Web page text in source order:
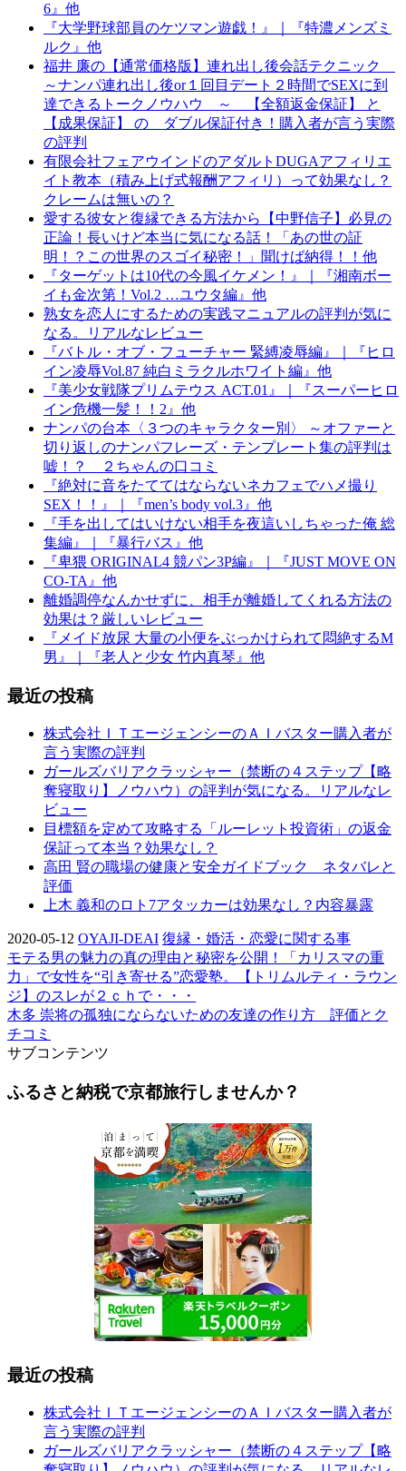
6』他
『大学野球部員のケツマン遊戯！』｜『特濃メンズミ
ルク』他
福井 廉の【通常価格版】連れ出し後会話テクニック
～ナンパ連れ出し後or１回目デート２時間でSEXに到
達できるトークノウハウ ～ 【全額返金保証】 と
【成果保証】 の ダブル保証付き！購入者が言う実際
の評判
有限会社フェアウインドのアダルトDUGAアフィリエ
イト教本（積み上げ式報酬アフィリ）って効果なし？
クレームは無いの？
愛する彼女と復縁できる方法から【中野信子】必見の
正論！長いけど本当に気になる話！「あの世の証
明！？この世界のスゴイ秘密！」聞けば納得！！他
『ターゲットは10代の今風イケメン！』｜『湘南ボー
イも金次第！Vol.2 …ユウタ編』他
熟女を恋人にするための実践マニュアルの評判が気に
なる。リアルなレビュー
『バトル・オブ・フューチャー 緊縛凌辱編』｜『ヒロ
イン凌辱Vol.87 純白ミラクルホワイト編』他
『美少女戦隊プリムテウス ACT.01』｜『スーパーヒロ
イン危機一髪！！2』他
ナンパの台本〈３つのキャラクター別〉 ～オファーと
切り返しのナンパフレーズ・テンプレート集の評判は
嘘！？ ２ちゃんの口コミ
『絶対に音をたててはならないネカフェでハメ撮り
SEX！！』｜『men’s body vol.3』他
『手を出してはいけない相手を夜這いしちゃった俺 総
集編』｜『暴行バス』他
『卑猥 ORIGINAL4 競パン3P編』｜『JUST MOVE ON
CO-TA』他
離婚調停なんかせずに、相手が離婚してくれる方法の
効果は？厳しいレビュー
『メイド放尿 大量の小便をぶっかけられて悶絶するM
男』｜『老人と少女 竹内真琴』他
最近の投稿
株式会社ＩＴエージェンシーのＡＩバスター購入者が
言う実際の評判
ガールズバリアクラッシャー（禁断の４ステップ【略
奪寝取り】ノウハウ）の評判が気になる。リアルなレ
ビュー
目標額を定めて攻略する「ルーレット投資術」の返金
保証って本当？効果なし？
高田 賢の職場の健康と安全ガイドブック ネタバレと
評価
上木 義和のロト7アタッカーは効果なし？内容暴露
2020-05-12 OYAJI-DEAI 復縁・婚活・恋愛に関する事
モテる男の魅力の真の理由と秘密を公開！「カリスマの重
力」で女性を“引き寄せる”恋愛塾。【トリムルティ・ラウン
ジ】のスレが２ｃｈで・・・
木多 崇将の孤独にならないための友達の作り方 評価とク
チコミ
サブコンテンツ
ふるさと納税で京都旅行しませんか？
最近の投稿
株式会社ＩＴエージェンシーのＡＩバスター購入者が
言う実際の評判
ガールズバリアクラッシャー（禁断の４ステップ【略